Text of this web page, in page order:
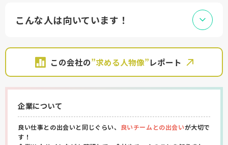
こんな人は向いています！
この会社の”求める人物像”レポート
企業について
良い仕事との出会いと同じぐらい、 良いチームとの出会いが大切で
す！